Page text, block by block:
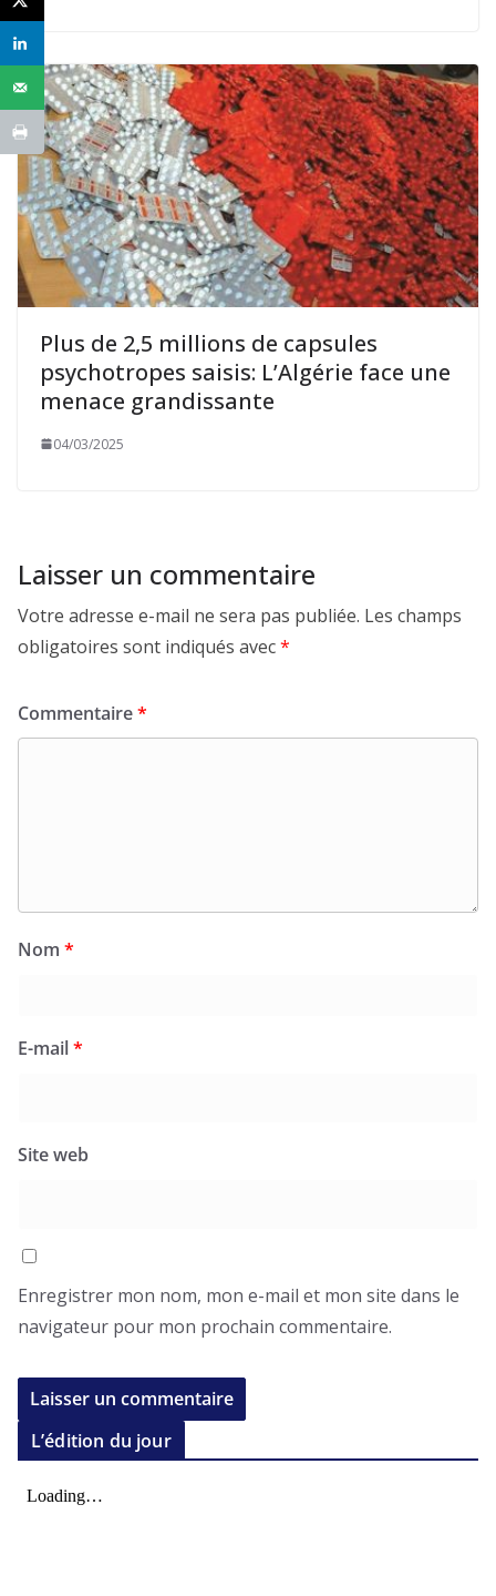
Plus de 2,5 millions de capsules
psychotropes saisis: L’Algérie face une
menace grandissante
04/03/2025
Laisser un commentaire
Votre adresse e-mail ne sera pas publiée. Les champs
obligatoires sont indiqués avec*
Commentaire*
Nom *
E-mail*
Site web
Enregistrer mon nom, mon e-mail et mon site dans le
navigateur pour mon prochain commentaire.
L’édition du jour